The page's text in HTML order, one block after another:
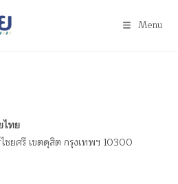
Menu
ไทย
ยศรี เขตดุสิต กรุงเทพฯ 10300